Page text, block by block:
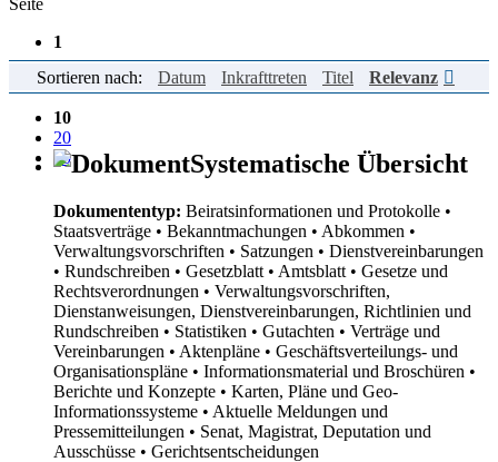
Seite
1
Einträge pro Seite
10
20
50
Sortieren nach: Datum Inkrafttreten Titel Relevanz
Systematische Übersicht
Dokumententyp: Beiratsinformationen und Protokolle •
Staatsverträge • Bekanntmachungen • Abkommen •
Verwaltungsvorschriften • Satzungen • Dienstvereinbarungen
• Rundschreiben • Gesetzblatt • Amtsblatt • Gesetze und
Rechtsverordnungen • Verwaltungsvorschriften,
Dienstanweisungen, Dienstvereinbarungen, Richtlinien und
Rundschreiben • Statistiken • Gutachten • Verträge und
Vereinbarungen • Aktenpläne • Geschäftsverteilungs- und
Organisationspläne • Informationsmaterial und Broschüren •
Berichte und Konzepte • Karten, Pläne und Geo-
Informationssysteme • Aktuelle Meldungen und
Pressemitteilungen • Senat, Magistrat, Deputation und
Ausschüsse • Gerichtsentscheidungen